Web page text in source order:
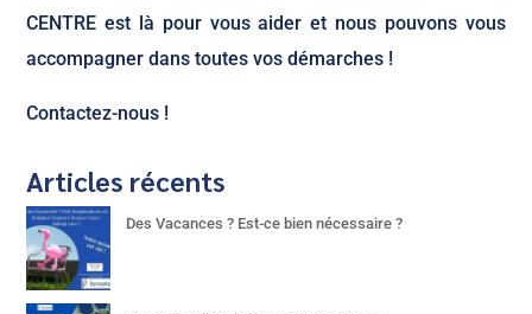
CENTRE est là pour vous aider et nous pouvons vous
accompagner dans toutes vos démarches !
Contactez-nous !
Articles récents
Des Vacances ? Est-ce bien nécessaire ?